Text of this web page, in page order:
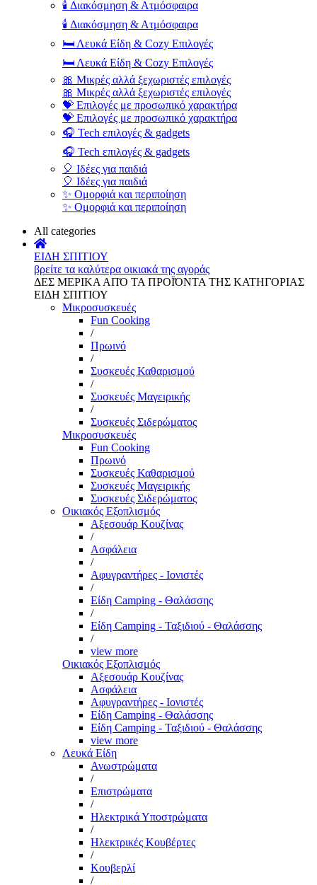
🕯️ Διακόσμηση & Ατμόσφαιρα
🕯️ Διακόσμηση & Ατμόσφαιρα
🛏️ Λευκά Είδη & Cozy Επιλογές
🛏️ Λευκά Είδη & Cozy Επιλογές
🎀 Μικρές αλλά ξεχωριστές επιλογές
🎀 Μικρές αλλά ξεχωριστές επιλογές
💝 Επιλογές με προσωπικό χαρακτήρα
💝 Επιλογές με προσωπικό χαρακτήρα
🎧 Tech επιλογές & gadgets
🎧 Tech επιλογές & gadgets
🎈 Ιδέες για παιδιά
🎈 Ιδέες για παιδιά
✨ Ομορφιά και περιποίηση
✨ Ομορφιά και περιποίηση
All categories
ΕΙΔΗ ΣΠΙΤΙΟΥ
βρείτε τα καλύτερα οικιακά της αγοράς
ΔΕΣ ΜΕΡΙΚΑ ΑΠΌ ΤΑ ΠΡΟΪΌΝΤΑ ΤΗΣ ΚΑΤΗΓΟΡΙΑΣ
ΕΙΔΗ ΣΠΙΤΙΟΥ
Μικροσυσκευές
Fun Cooking
/
Πρωινό
/
Συσκευές Καθαρισμού
/
Συσκευές Μαγειρικής
/
Συσκευές Σιδερώματος
Μικροσυσκευές
Fun Cooking
Πρωινό
Συσκευές Καθαρισμού
Συσκευές Μαγειρικής
Συσκευές Σιδερώματος
Οικιακός Εξοπλισμός
Αξεσουάρ Κουζίνας
/
Ασφάλεια
/
Αφυγραντήρες - Ιονιστές
/
Είδη Camping - Θαλάσσης
/
Είδη Camping - Ταξιδιού - Θαλάσσης
/
view more
Οικιακός Εξοπλισμός
Αξεσουάρ Κουζίνας
Ασφάλεια
Αφυγραντήρες - Ιονιστές
Είδη Camping - Θαλάσσης
Είδη Camping - Ταξιδιού - Θαλάσσης
view more
Λευκά Είδη
Ανωστρώματα
/
Επιστρώματα
/
Ηλεκτρικά Υποστρώματα
/
Ηλεκτρικές Κουβέρτες
/
Κουβερλί
/